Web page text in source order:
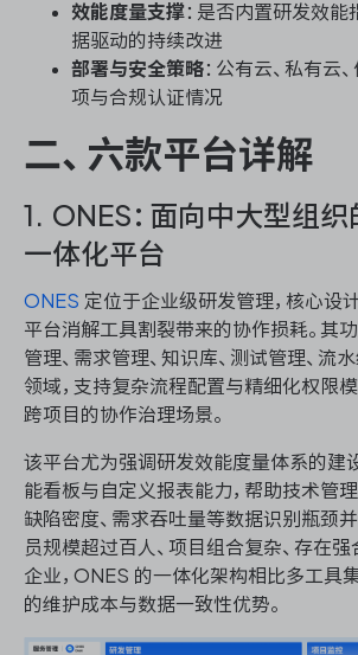
效能度量支撑：是否内置研发效能
据驱动的持续改进
部署与安全策略：公有云、私有云
项与合规认证情况
二、六款平台详解
1. ONES：面向中大型组
一体化平台
ONES 定位于企业级研发管理，核心设
平台消解工具割裂带来的协作损耗。其
管理、需求管理、知识库、测试管理、流
领域，支持复杂流程配置与精细化权限模
跨项目的协作治理场景。
该平台尤为强调研发效能度量体系的建
能看板与自定义报表能力，帮助技术管理
缺陷密度、需求吞吐量等数据识别瓶颈并
员规模超过百人、项目组合复杂、存在
企业，ONES 的一体化架构相比多工具
的维护成本与数据一致性优势。